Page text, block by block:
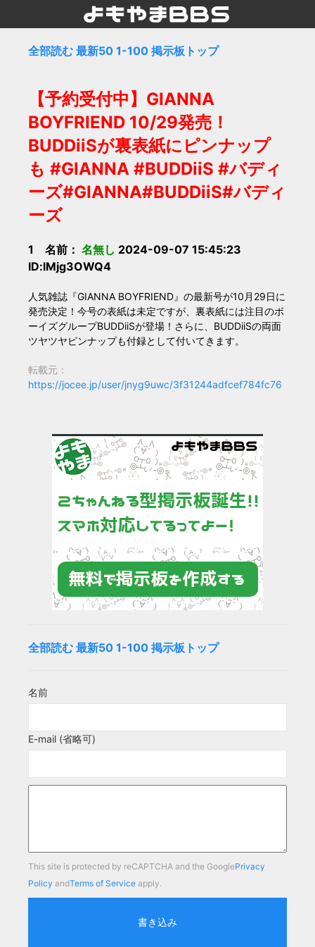
全部読む 最新50 1-100 掲示板トップ
【予約受付中】GIANNA
BOYFRIEND 10/29発売！
BUDDiiSが裏表紙にピンナップ
も #GIANNA #BUDDiiS #バディ
ーズ#GIANNA#BUDDiiS#バディ
ーズ
1 名前： 名無し 2024-09-07 15:45:23
ID:lMjg3OWQ4
人気雑誌『GIANNA BOYFRIEND』の最新号が10月29日に
発売決定！今号の表紙は未定ですが、裏表紙には注目のボ
ーイズグループBUDDiiSが登場！さらに、BUDDiiSの両面
ツヤツヤピンナップも付録として付いてきます。
転載元：
https://jocee.jp/user/jnyg9uwc/3f31244adfcef784fc76
全部読む 最新50 1-100 掲示板トップ
名前
E-mail (省略可)
This site is protected by reCAPTCHA and the GooglePrivacy
Policy andTerms of Service apply.
書き込み